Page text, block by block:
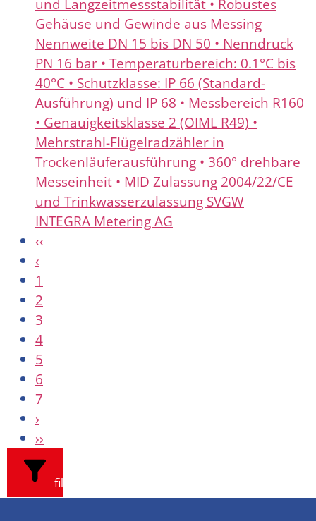
und Langzeitmessstabilität • Robustes
Gehäuse und Gewinde aus Messing
Nennweite DN 15 bis DN 50 • Nenndruck
PN 16 bar • Temperaturbereich: 0.1°C bis
40°C • Schutzklasse: IP 66 (Standard-
Ausführung) und IP 68 • Messbereich R160
• Genauigkeitsklasse 2 (OIML R49) •
Mehrstrahl-Flügelradzähler in
Trockenläuferausführung • 360° drehbare
Messeinheit • MID Zulassung 2004/22/CE
und Trinkwasserzulassung SVGW
INTEGRA Metering AG
‹‹
‹
1
2
3
4
5
6
7
›
››
filters